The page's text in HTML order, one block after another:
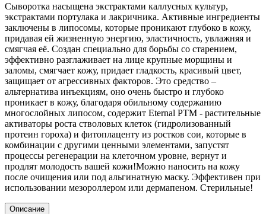
Сыворотка насыщена экстрактами каллусных культур,
экстрактами портулака и лакричника. Активные ингредиенты
заключены в липосомы, которые проникают глубоко в кожу,
придавая ей жизненную энергию, эластичность, увлажняя и
смягчая её. Создан специально для борьбы со старением,
эффективно разглаживает на лице крупные морщины и
заломы, смягчает кожу, придает гладкость, красивый цвет,
защищает от агрессивных факторов. Это средство –
альтернатива инъекциям, оно очень быстро и глубоко
проникает в кожу, благодаря обильному содержанию
многослойных липосом, содержит Eternal PTM - растительные
активаторы роста стволовых клеток (гидролизованный
протеин гороха) и фитоплаценту из ростков сои, которые в
комбинации с другими ценными элементами, запустят
процессы регенерации на клеточном уровне, вернут и
продлят молодость вашей кожи!Можно наносить на кожу
после очищения или под альгинатную маску. Эффективен при
использовании мезороллером или дермапеном. Стерильные!
Описание